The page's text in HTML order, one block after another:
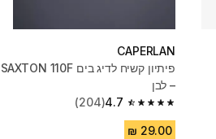
CAPERLAN
פיתיון קשיח לדיג בים SAXTON 110F
– לבן
4.7
4.7 out of 5 stars from 204 reviews
(204)